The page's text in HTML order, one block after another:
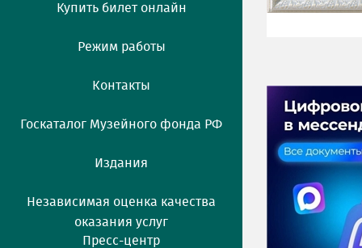
Купить билет онлайн
Режим работы
Контакты
Госкаталог Музейного фонда РФ
Издания
Независимая оценка качества
оказания услуг
Пресс-центр